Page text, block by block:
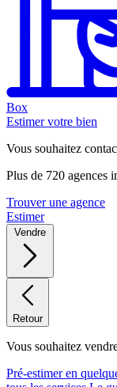
Box
Estimer votre bien
Vous souhaitez
Plus de 720 agences
Trouver une agence
Estimer
Vendre
Retour
Vous souhaitez
Pré-estimer en